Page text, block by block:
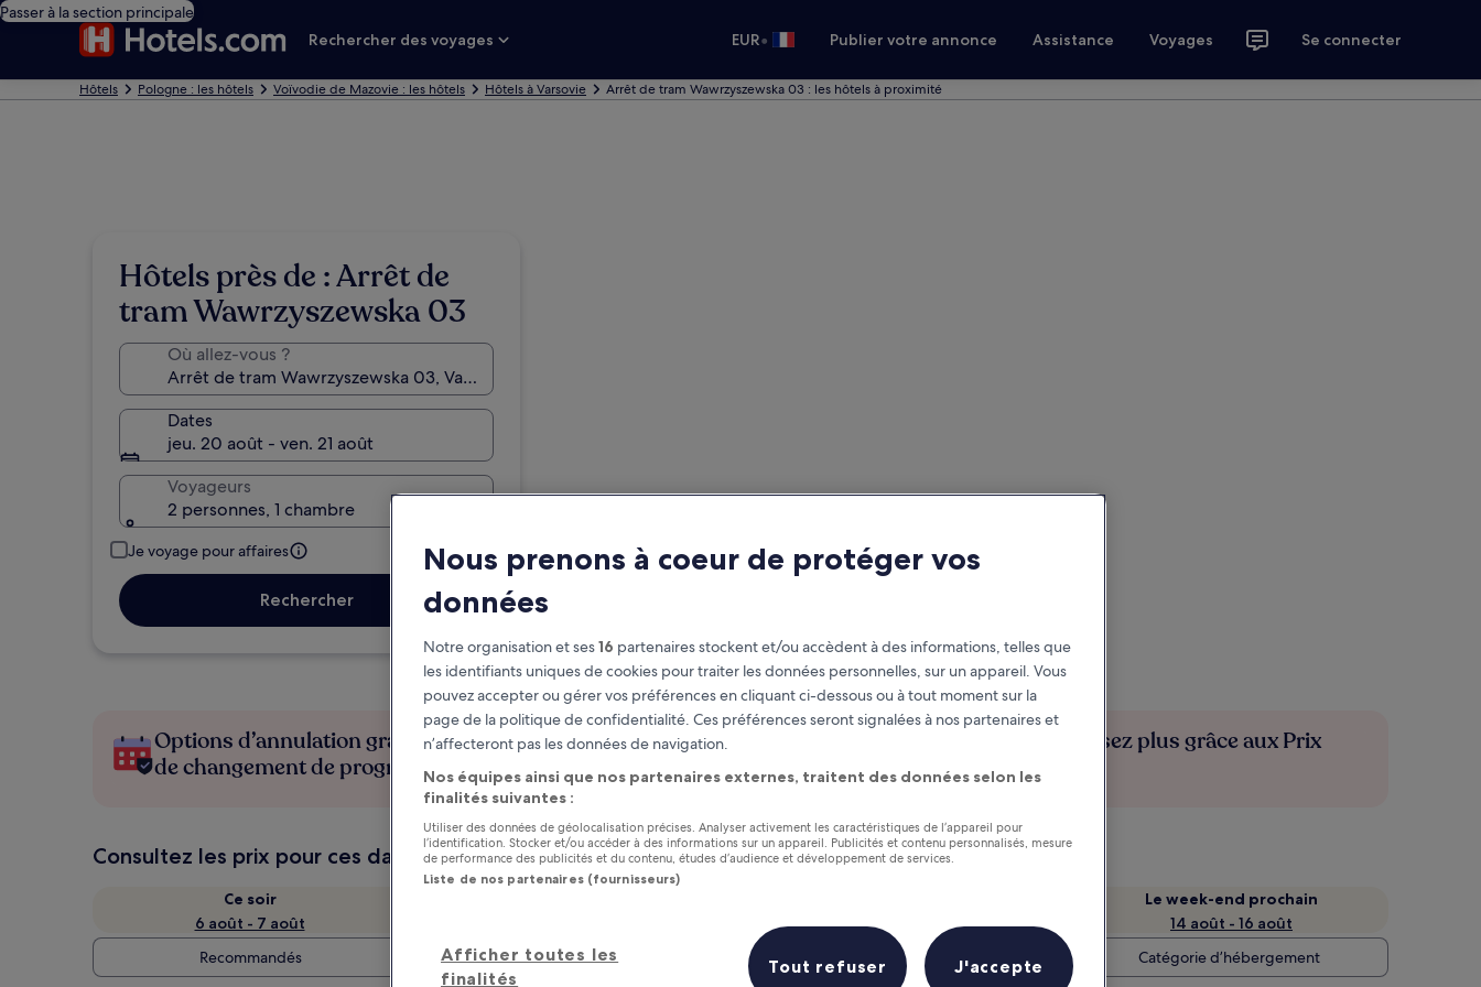
Passer à la section principale
Rechercher des voyages
EUR• Publier votre annonce Assistance Voyages Se connecter
Hôtels Pologne : les hôtels Voïvodie de Mazovie : les hôtels Hôtels à Varsovie Arrêt de tram Wawrzyszewska 03 : les hôtels à proximité
Hôtels près de : Arrêt de
tram Wawrzyszewska 03
Où allez-vous ?
Dates
jeu. 20 août - ven. 21 août
Voyageurs
2 personnes, 1 chambre
Je voyage pour affaires
Rechercher
Options d’annulation gratuite en cas
de changement de programme
Gagnez des récompenses pour
chaque nuit séjournée
Économisez plus grâce aux Prix
membres
Consultez les prix pour ces dates
Ce soir
6 août - 7 août
7 août - 9 août
Le week-end prochain
14 août - 16 août
Recommandés
Prix (croissant) Distance Catégorie d’hébergement
Nous prenons à coeur de protéger vos
données
Notre organisation et ses16 partenaires stockent et/ou accèdent à des informations, telles que
les identifiants uniques de cookies pour traiter les données personnelles, sur un appareil. Vous
pouvez accepter ou gérer vos préférences en cliquant ci-dessous ou à tout moment sur la
page de la politique de confidentialité. Ces préférences seront signalées à nos partenaires et
n’affecteront pas les données de navigation.
Nos équipes ainsi que nos partenaires externes, traitent des données selon les
finalités suivantes :
Utiliser des données de géolocalisation précises. Analyser activement les caractéristiques de l’appareil pour
l’identification. Stocker et/ou accéder à des informations sur un appareil. Publicités et contenu personnalisés, mesure
de performance des publicités et du contenu, études d’audience et développement de services.
Liste de nos partenaires (fournisseurs)
Afficher toutes les
finalités
Tout refuser J'accepte